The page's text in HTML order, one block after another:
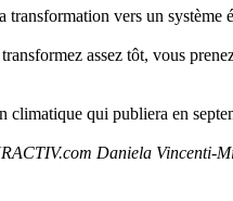
vers un système
assez tôt, vous
qui publiera en
Daniela Vincenti-